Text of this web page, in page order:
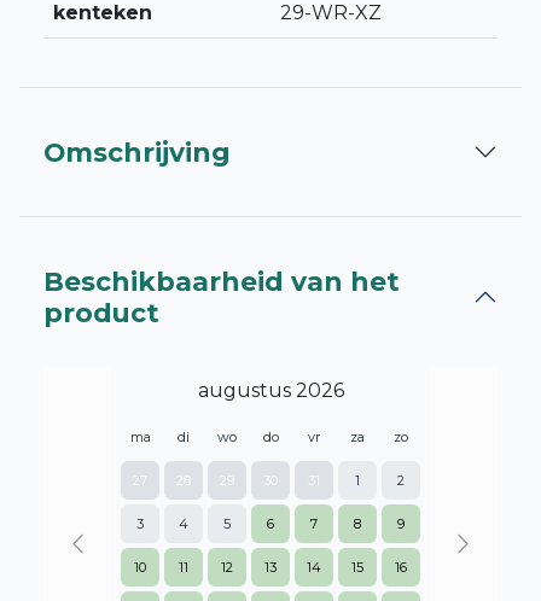
kenteken 29-WR-XZ
Omschrijving
Beschikbaarheid van het
product
augustus 2026
ma di wo do vr za zo
27 28 29 30 31 1 2
3 4 5 6 7 8 9
10 11 12 13 14 15 16
Previous Next